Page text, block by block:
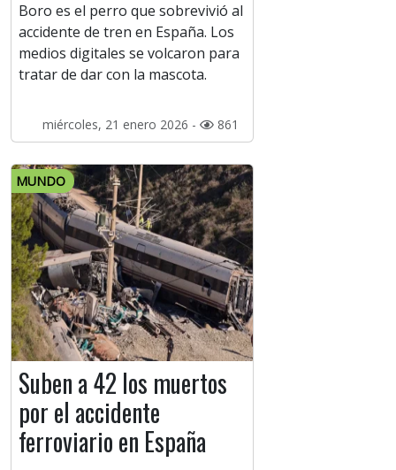
Boro es el perro que sobrevivió al
accidente de tren en España. Los
medios digitales se volcaron para
tratar de dar con la mascota.
miércoles, 21 enero 2026 - 861
MUNDO
Suben a 42 los muertos
por el accidente
ferroviario en España